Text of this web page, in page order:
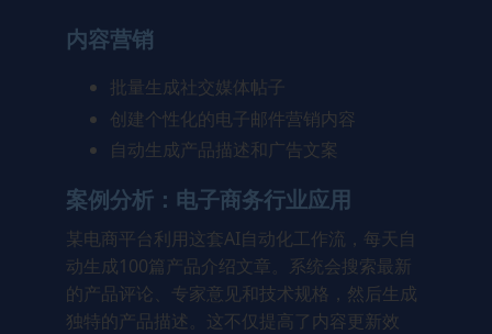
内容营销
批量生成社交媒体帖子
创建个性化的电子邮件营销内容
自动生成产品描述和广告文案
案例分析：电子商务行业应用
某电商平台利用这套AI自动化工作流，每天自
动生成100篇产品介绍文章。系统会搜索最新
的产品评论、专家意见和技术规格，然后生成
独特的产品描述。这不仅提高了内容更新效